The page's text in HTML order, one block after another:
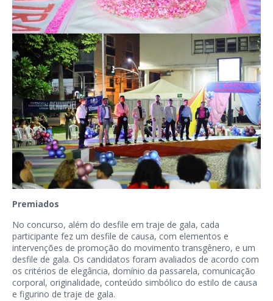
Premiados
No concurso, além do desfile em traje de gala, cada
participante fez um desfile de causa, com elementos e
intervenções de promoção do movimento transgênero, e um
desfile de gala. Os candidatos foram avaliados de acordo com
os critérios de elegância, domínio da passarela, comunicação
corporal, originalidade, conteúdo simbólico do estilo de causa
e figurino de traje de gala.